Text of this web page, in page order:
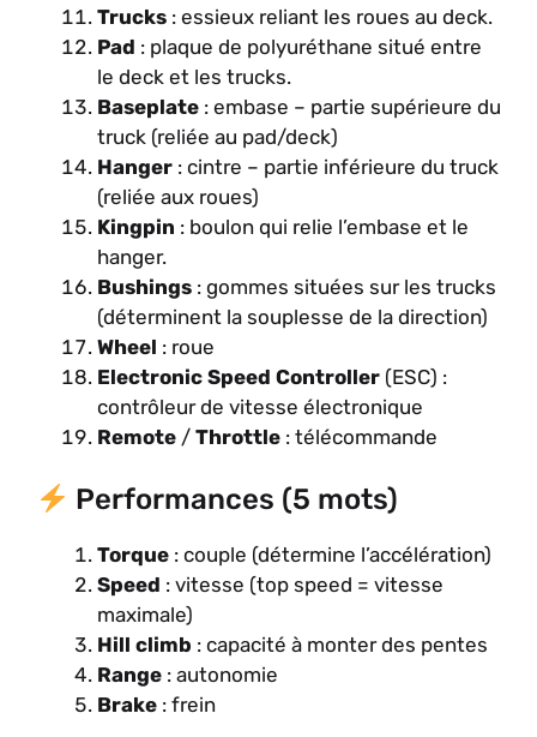
Trucks : essieux reliant les roues au deck.
Pad : plaque de polyuréthane situé entre
le deck et les trucks.
Baseplate : embase – partie supérieure du
truck (reliée au pad/deck)
Hanger : cintre – partie inférieure du truck
(reliée aux roues)
Kingpin : boulon qui relie l’embase et le
hanger.
Bushings : gommes situées sur les trucks
(déterminent la souplesse de la direction)
Wheel : roue
Electronic Speed Controller (ESC) :
contrôleur de vitesse électronique
Remote / Throttle : télécommande
Performances (5 mots)
Torque : couple (détermine l’accélération)
Speed : vitesse (top speed = vitesse
maximale)
Hill climb : capacité à monter des pentes
Range : autonomie
Brake : frein